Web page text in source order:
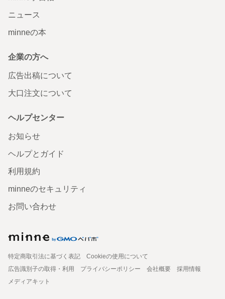
ニュース
minneの本
企業の方へ
広告出稿について
大口注文について
ヘルプセンター
お知らせ
ヘルプとガイド
利用規約
minneのセキュリティ
お問い合わせ
特定商取引法に基づく表記
Cookieの使用について
広告識別子の取得・利用
プライバシーポリシー 会社概要
採用情報
メディアキット